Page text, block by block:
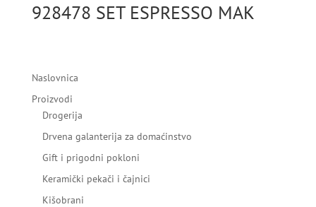
928478 SET ESPRESSO MAK
Naslovnica
Proizvodi
Drogerija
Drvena galanterija za domaćinstvo
Gift i prigodni pokloni
Keramički pekači i čajnici
Kišobrani